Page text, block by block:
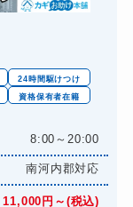
24時間駆けつけ
資格保有者在籍
8:00～20:00
南河内郡対応
11,000円～(税込)